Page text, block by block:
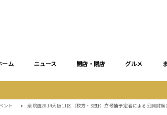
ーム ニュース 開店・閉店 グルメ
ント 衆院選2014大阪11区（枚方・交野）立候補予定者による公開討